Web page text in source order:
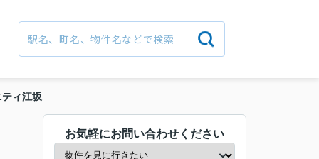
ィ江坂
お気軽にお問い合わせください